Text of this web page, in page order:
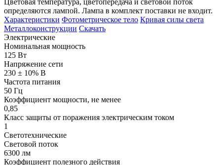
Цветовая температура, цветопередача и световой поток
определяются лампой. Лампа в комплект поставки не входит.
Характеристики Фотометрическое тело Кривая силы света
Металлоконструкции Скачать
Электрические
Номинальная мощность
125 Вт
Напряжение сети
230 ± 10% В
Частота питания
50 Гц
Коэффициент мощности, не менее
0,85
Класс защиты от поражения электрическим током
1
Светотехнические
Световой поток
6300 лм
Коэффициент полезного действия